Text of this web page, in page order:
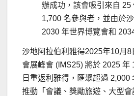
辦成功，該會吸引來自 25
1,700 名參與者，並由於
2030 年世界博覽會和
沙地阿拉伯利雅得2025年10月8
會展峰會 (IMS25) 將於 2025 年
日重返利雅得，匯聚超過 2,000
推動「會議、獎勵旅遊、大型